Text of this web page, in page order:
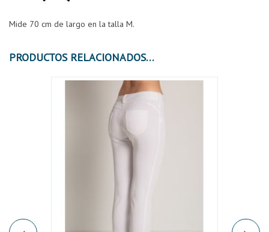
Mide 70 cm de largo en la talla M.
PRODUCTOS RELACIONADOS